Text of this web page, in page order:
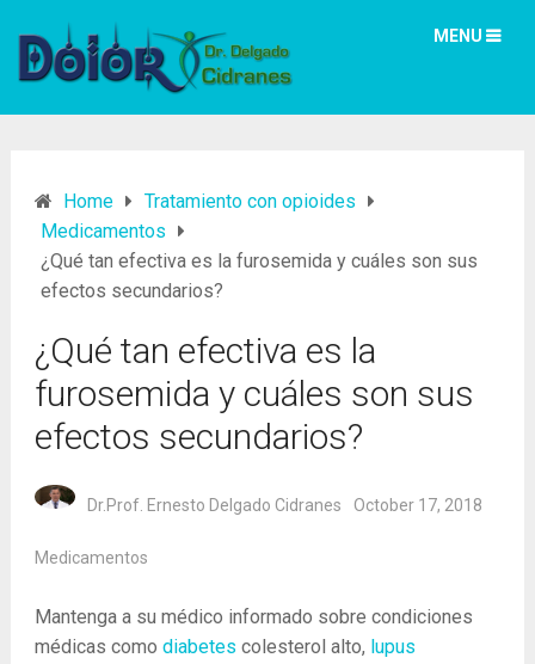
MENU
Home
Tratamiento con opioides
Medicamentos
¿Qué tan efectiva es la furosemida y cuáles son sus
efectos secundarios?
¿Qué tan efectiva es la
furosemida y cuáles son sus
efectos secundarios?
Dr.Prof. Ernesto Delgado Cidranes October 17, 2018
Medicamentos
Mantenga a su médico informado sobre condiciones
médicas como diabetes colesterol alto, lupus